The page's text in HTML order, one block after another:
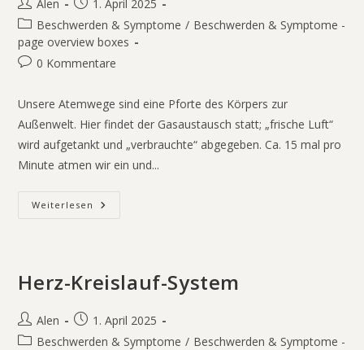
Alen
1. April 2025
Beschwerden & Symptome / Beschwerden & Symptome -
page overview boxes
0 Kommentare
Unsere Atemwege sind eine Pforte des Körpers zur
Außenwelt. Hier findet der Gasaustausch statt; „frische Luft“
wird aufgetankt und „verbrauchte“ abgegeben. Ca. 15 mal pro
Minute atmen wir ein und...
Weiterlesen
Herz-Kreislauf-System
Alen
1. April 2025
Beschwerden & Symptome / Beschwerden & Symptome -